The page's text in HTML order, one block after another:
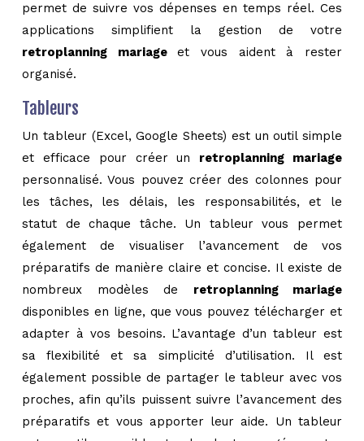
permet de suivre vos dépenses en temps réel. Ces
applications simplifient la gestion de votre
retroplanning mariageet vous aident à rester
organisé.
Tableurs
Un tableur (Excel, Google Sheets) est un outil simple
et efficace pour créer un retroplanning mariage
personnalisé. Vous pouvez créer des colonnes pour
les tâches, les délais, les responsabilités, et le
statut de chaque tâche. Un tableur vous permet
également de visualiser l’avancement de vos
préparatifs de manière claire et concise. Il existe de
nombreux modèles de retroplanning mariage
disponibles en ligne, que vous pouvez télécharger et
adapter à vos besoins. L’avantage d’un tableur est
sa flexibilité et sa simplicité d’utilisation. Il est
également possible de partager le tableur avec vos
proches, afin qu’ils puissent suivre l’avancement des
préparatifs et vous apporter leur aide. Un tableur